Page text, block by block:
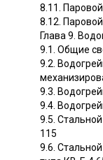
8.11.
8.12.
Глава 9.
9.1. Общие
9.2.
9.3.
9.4.
9.5.
115
9.6.